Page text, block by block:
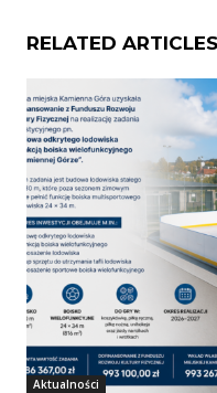
RELATED ARTICLES
Aktualności